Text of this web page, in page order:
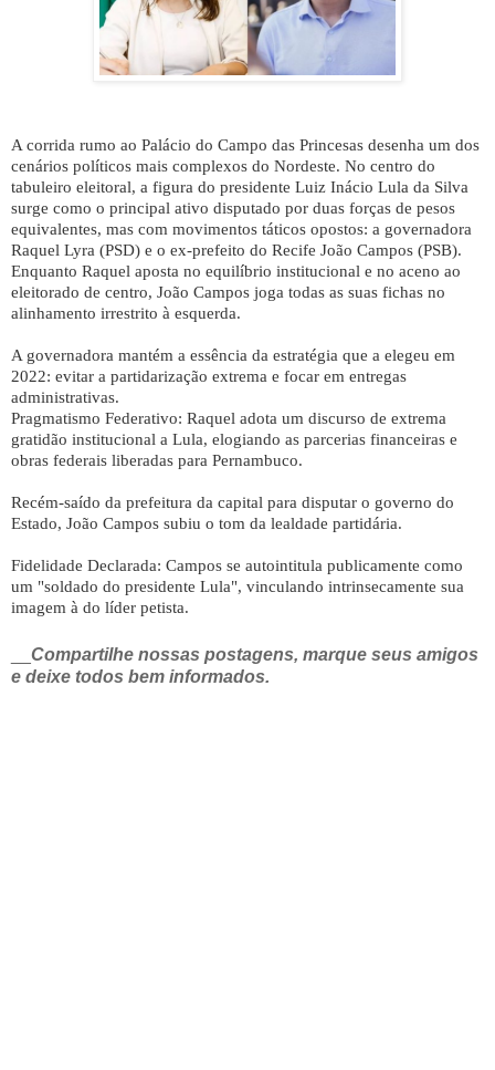
A corrida rumo ao Palácio do Campo das Princesas desenha um dos
cenários políticos mais complexos do Nordeste. No centro do
tabuleiro eleitoral, a figura do presidente Luiz Inácio Lula da Silva
surge como o principal ativo disputado por duas forças de pesos
equivalentes, mas com movimentos táticos opostos: a governadora
Raquel Lyra (PSD) e o ex-prefeito do Recife João Campos (PSB).
Enquanto Raquel aposta no equilíbrio institucional e no aceno ao
eleitorado de centro, João Campos joga todas as suas fichas no
alinhamento irrestrito à esquerda.
A governadora mantém a essência da estratégia que a elegeu em
2022: evitar a partidarização extrema e focar em entregas
administrativas.
Pragmatismo Federativo: Raquel adota um discurso de extrema
gratidão institucional a Lula, elogiando as parcerias financeiras e
obras federais liberadas para Pernambuco.
Recém-saído da prefeitura da capital para disputar o governo do
Estado, João Campos subiu o tom da lealdade partidária.
Fidelidade Declarada: Campos se autointitula publicamente como
um "soldado do presidente Lula", vinculando intrinsecamente sua
imagem à do líder petista.
Compartilhe nossas postagens, marque seus amigos
e deixe todos bem informados.